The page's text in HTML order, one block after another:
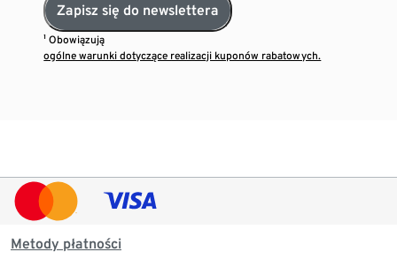
Zapisz się do newslettera
¹ Obowiązują
ogólne warunki dotyczące realizacji kuponów rabatowych.
Metody płatności